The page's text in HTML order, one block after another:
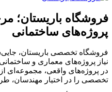
فروشگاه باریستان؛
پروژه‌های ساختمانی
فروشگاه تخصصی باریستان،
نیاز پروژه‌های معماری و
در پروژه‌های واقعی، مجموعه‌ای
تخصصی را در اختیار مهندسان،